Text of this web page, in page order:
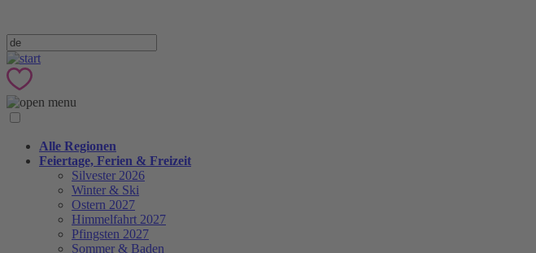
Alle Regionen
Feiertage, Ferien & Freizeit
Silvester 2026
Winter & Ski
Ostern 2027
Himmelfahrt 2027
Pfingsten 2027
Sommer & Baden